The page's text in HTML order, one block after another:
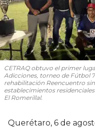
CETRAQ obtuvo el primer
Adicciones, torneo de Fútbol
rehabilitación Reencuentro
establecimientos
El Romerillal.
Querétaro, 6 de